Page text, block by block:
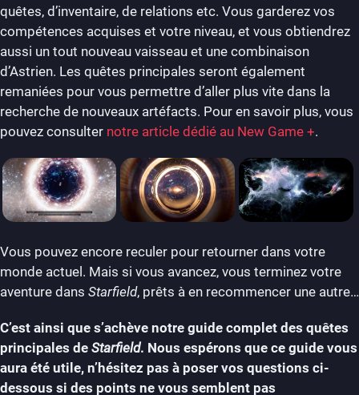
quêtes, d’inventaire, de relations etc. Vous garderez vos
compétences acquises et votre niveau, et vous obtiendrez
aussi un tout nouveau vaisseau et une combinaison
d’Astrien. Les quêtes principales seront également
remaniées pour vous permettre d’aller plus vite dans la
recherche de nouveaux artéfacts. Pour en savoir plus, vous
pouvez consulter notre article dédié au New Game +.
Vous pouvez encore reculer pour retourner dans votre
monde actuel. Mais si vous avancez, vous terminez votre
aventure dans Starfield, prêts à en recommencer une autre…
C’est ainsi que s’achève notre guide complet des quêtes
principales de Starfield. Nous espérons que ce guide vous
aura été utile, n’hésitez pas à poser vos questions ci-
dessous si des points ne vous semblent pas